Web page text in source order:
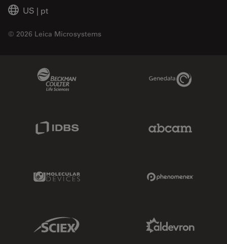
US | pt
© 2026 Leica Microsystems
Genedata Link
Molecular Devices Link
Sciex Link